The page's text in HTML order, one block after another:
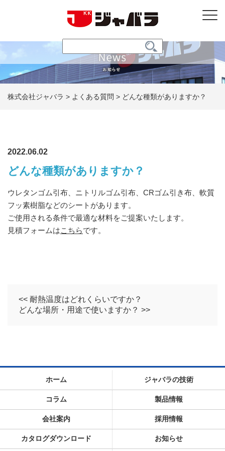
株式会社ジャバラ > よくある質問 > どんな種類がありますか？
2022.06.02
どんな種類がありますか？
ウレタンゴム引布、ニトリルゴム引布、CRゴム引き布、軟質
フッ素樹脂などのシートがあります。
ご使用される条件で最適な材料をご提案いたします。
見積フォームはこちらです。
<< 耐熱温度はどれくらいですか？
どんな場所・用途で使いますか？ >>
ホーム ジャバラの技術
コラム 製品情報
会社案内 採用情報
カタログダウンロード お知らせ